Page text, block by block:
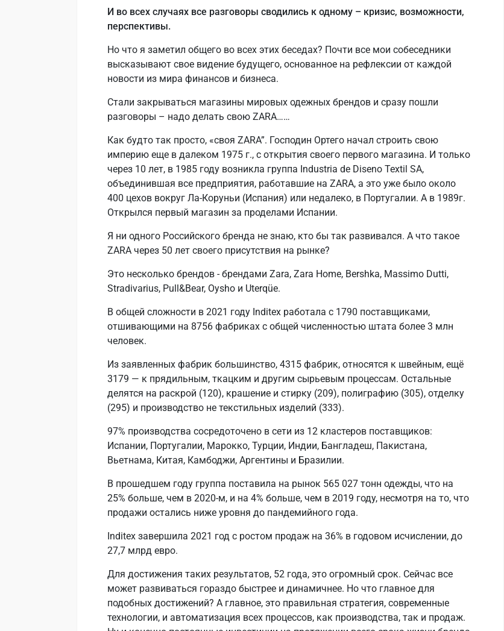
И во всех случаях все разговоры сводились к одному – кризис, возможности,
перспективы.
Но что я заметил общего во всех этих беседах? Почти все мои собеседники
высказывают свое видение будущего, основанное на рефлексии от каждой
новости из мира финансов и бизнеса.
Стали закрываться магазины мировых одежных брендов и сразу пошли
разговоры – надо делать свою ZARA……
Как будто так просто, «своя ZARA”. Господин Ортего начал строить свою
империю еще в далеком 1975 г., с открытия своего первого магазина. И только
через 10 лет, в 1985 году возникла группа Industria de Diseno Textil SA,
объединившая все предприятия, работавшие на ZARA, а это уже было около
400 цехов вокруг Ла-Коруньи (Испания) или недалеко, в Португалии. А в 1989г.
Открылся первый магазин за проделами Испании.
Я ни одного Российского бренда не знаю, кто бы так развивался. А что такое
ZARA через 50 лет своего присутствия на рынке?
Это несколько брендов - брендами Zara, Zara Home, Bershka, Massimo Dutti,
Stradivarius, Pull&Bear, Oysho и Uterqüe.
В общей сложности в 2021 году Inditex работала с 1790 поставщиками,
отшивающими на 8756 фабриках с общей численностью штата более 3 млн
человек.
Из заявленных фабрик большинство, 4315 фабрик, относятся к швейным, ещё
3179 — к прядильным, ткацким и другим сырьевым процессам. Остальные
делятся на раскрой (120), крашение и стирку (209), полиграфию (305), отделку
(295) и производство не текстильных изделий (333).
97% производства сосредоточено в сети из 12 кластеров поставщиков:
Испании, Португалии, Марокко, Турции, Индии, Бангладеш, Пакистана,
Вьетнама, Китая, Камбоджи, Аргентины и Бразилии.
В прошедшем году группа поставила на рынок 565 027 тонн одежды, что на
25% больше, чем в 2020-м, и на 4% больше, чем в 2019 году, несмотря на то, что
продажи остались ниже уровня до пандемийного года.
Inditex завершила 2021 год с ростом продаж на 36% в годовом исчислении, до
27,7 млрд евро.
Для достижения таких результатов, 52 года, это огромный срок. Сейчас все
может развиваться гораздо быстрее и динамичнее. Но что главное для
подобных достижений? А главное, это правильная стратегия, современные
технологии, и автоматизация всех процессов, как производства, так и продаж.